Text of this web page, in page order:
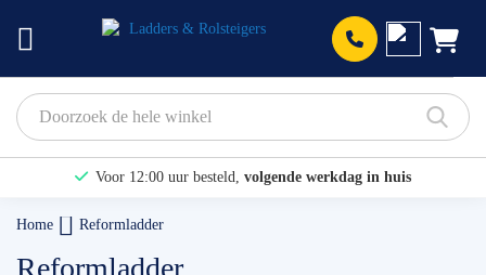
Voor 12:00 uur besteld, volgende werkdag in huis
Binnen 1 dag een
Home Reformladder
Reformladder